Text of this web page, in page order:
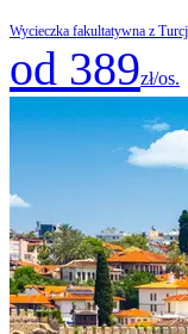
Wycieczka fakultatywna z
od 389zł/os.